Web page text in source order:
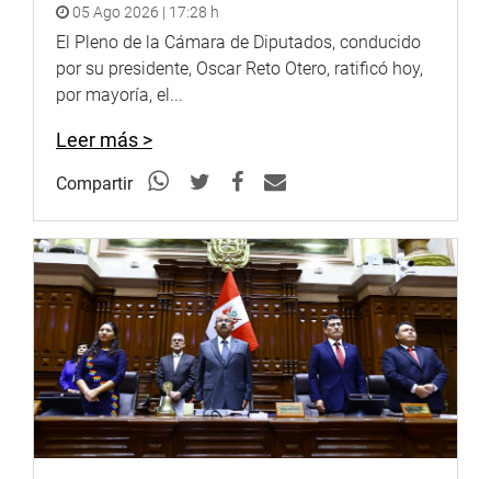
05 Ago 2026 | 17:28 h
El Pleno de la Cámara de Diputados, conducido
por su presidente, Oscar Reto Otero, ratificó hoy,
por mayoría, el...
Leer más >
Compartir